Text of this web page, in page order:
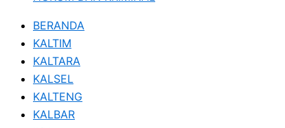
BERANDA
KALTIM
KALTARA
KALSEL
KALTENG
KALBAR